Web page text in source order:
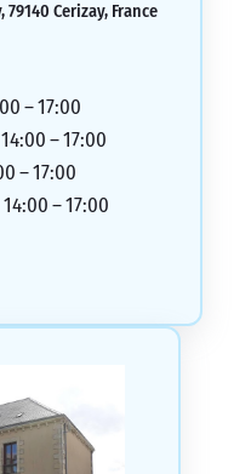
Cerizay, France
– 17:00
– 17:00
– 17:00
– 17:00